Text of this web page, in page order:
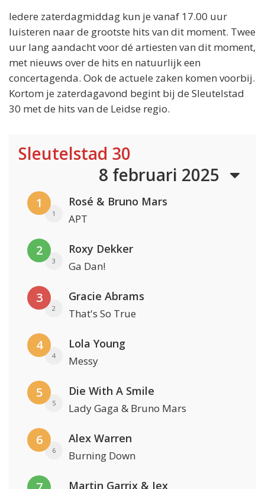
Iedere zaterdagmiddag kun je vanaf 17.00 uur
luisteren naar de grootste hits van dit moment. Twee
uur lang aandacht voor dé artiesten van dit moment,
met nieuws over de hits en natuurlijk een
concertagenda. Ook de actuele zaken komen voorbij.
Kortom je zaterdagavond begint bij de Sleutelstad
30 met de hits van de Leidse regio.
Sleutelstad 30
8 februari 2025
1
1
Rosé & Bruno Mars
APT
2
3
Roxy Dekker
Ga Dan!
3
2
Gracie Abrams
That's So True
4
4
Lola Young
Messy
5
5
Die With A Smile
Lady Gaga & Bruno Mars
6
6
Alex Warren
Burning Down
Martin Garrix & Jex